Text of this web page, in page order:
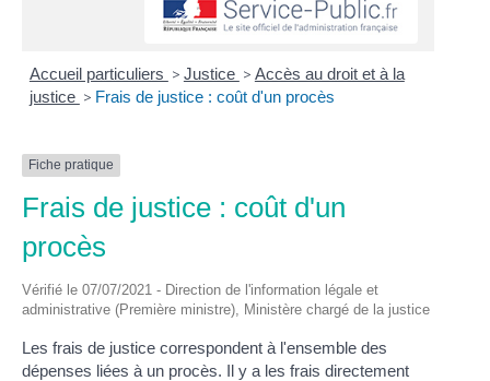
Accueil particuliers > Justice > Accès au droit et à la
justice > Frais de justice : coût d'un procès
Fiche pratique
Frais de justice : coût d'un
procès
Vérifié le 07/07/2021 - Direction de l'information légale et
administrative (Première ministre), Ministère chargé de la justice
Les frais de justice correspondent à l'ensemble des
dépenses liées à un procès. Il y a les frais directement